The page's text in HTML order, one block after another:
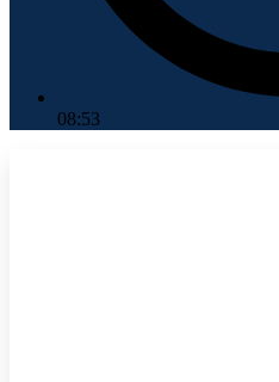
08:53